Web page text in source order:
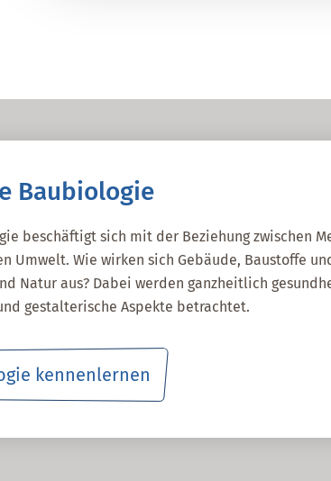
Baubiologie
beschäftigt sich mit der Beziehung zwischen
Umwelt. Wie wirken sich Gebäude, Baustoffe
Natur aus? Dabei werden ganzheitlich
gestalterische Aspekte betrachtet.
kennenlernen